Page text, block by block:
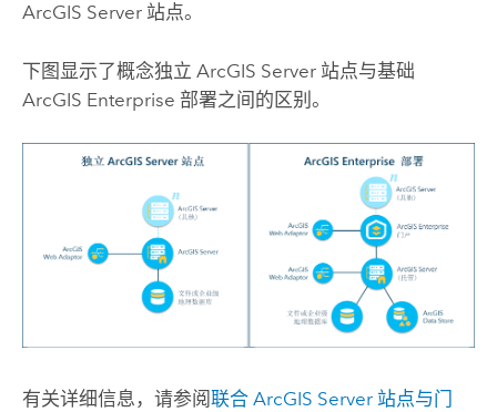
ArcGIS Server站点。
下图显示了概念独立 ArcGIS Server站点与基础
ArcGIS Enterprise 部署之间的区别。
有关详细信息，请参阅联合 ArcGIS Server站点与门